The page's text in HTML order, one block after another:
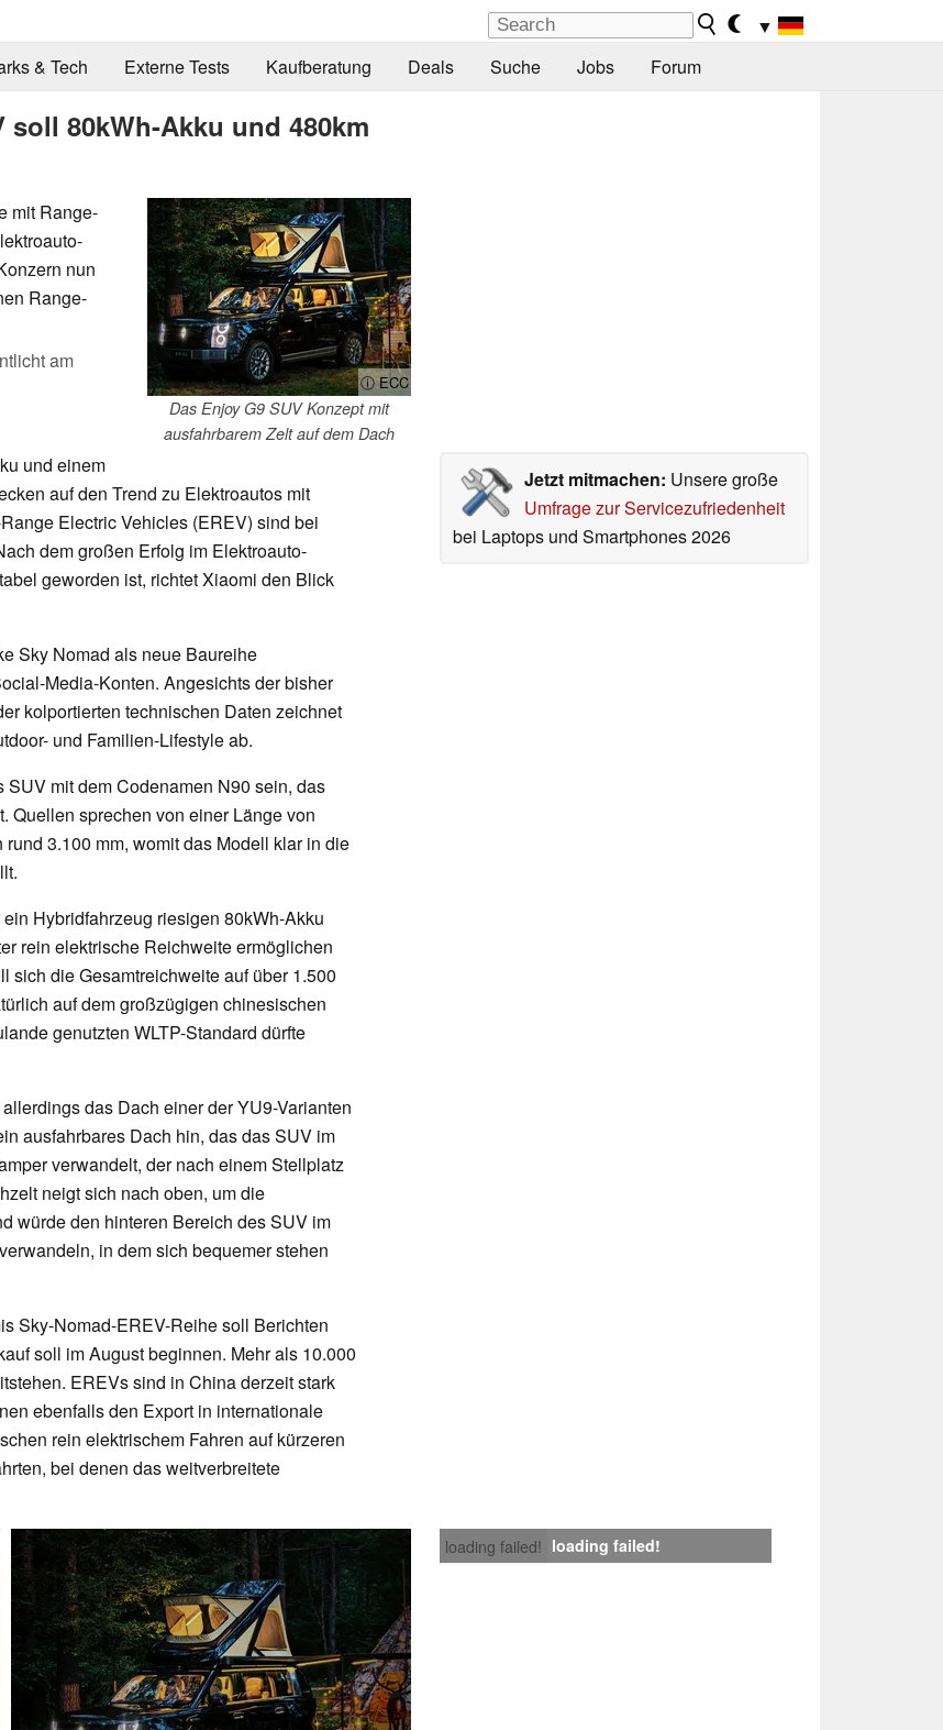
▼
& Tech Externe Tests Kaufberatung Deals Suche Jobs Forum
80kWh-Akku und 480km
ⓘ ECC
Das Enjoy G9 SUV Konzept mit
ausfahrbarem Zelt auf dem Dach
mit Range-
nun
Range-
am
Jetzt mitmachen: Unsere große
Umfrage zur Servicezufriedenheit
bei Laptops und Smartphones 2026
und einem
auf den Trend zu Elektroautos mit
Electric Vehicles (EREV) sind bei
dem großen Erfolg im Elektroauto-
geworden ist, richtet Xiaomi den Blick
Sky Nomad als neue Baureihe
Media-Konten. Angesichts der bisher
kolportierten technischen Daten zeichnet
und Familien-Lifestyle ab.
mit dem Codenamen N90 sein, das
Quellen sprechen von einer Länge von
3.100 mm, womit das Modell klar in die
Hybridfahrzeug riesigen 80kWh-Akku
rein elektrische Reichweite ermöglichen
sich die Gesamtreichweite auf über 1.500
auf dem großzügigen chinesischen
genutzten WLTP-Standard dürfte
das Dach einer der YU9-Varianten
ausfahrbares Dach hin, das das SUV im
verwandelt, der nach einem Stellplatz
neigt sich nach oben, um die
würde den hinteren Bereich des SUV im
in dem sich bequemer stehen
Sky-Nomad-EREV-Reihe soll Berichten
soll im August beginnen. Mehr als 10.000
EREVs sind in China derzeit stark
ebenfalls den Export in internationale
rein elektrischem Fahren auf kürzeren
bei denen das weitverbreitete
loading failed! loading failed!